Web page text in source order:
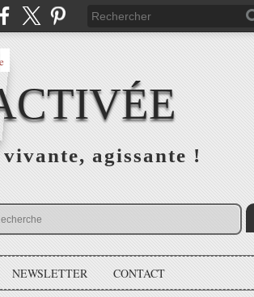
agissante !
NEWSLETTER CONTACT